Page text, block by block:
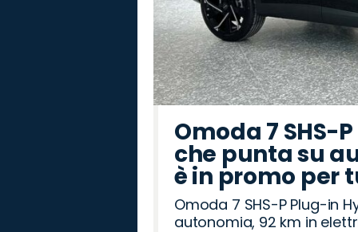
Omoda 7 SHS-
che punta su
è in promo per
Omoda 7 SHS-P Plug-in
autonomia, 92 km in